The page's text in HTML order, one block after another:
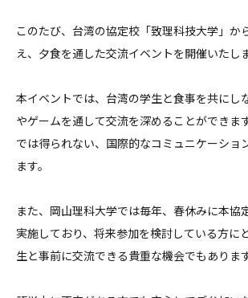
このたび、台湾の協定校「致理科技大学」か
え、夕食を通した交流イベントを開催いたしま
本イベントでは、台湾の学生と食事を共にし
やゲームを通して交流を深めることができま
では得られない、国際的なコミュニケーショ
ます。
また、岡山理科大学では毎年、春休みに本協
実施しており、将来参加を検討している方に
生と事前に交流できる貴重な機会でもあります